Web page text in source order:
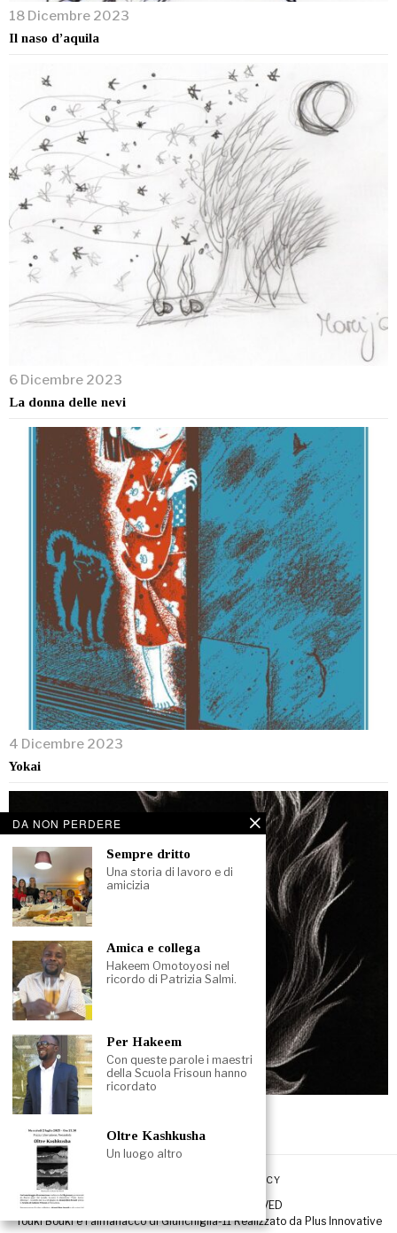
18 Dicembre 2023
Il naso d’aquila
6 Dicembre 2023
La donna delle nevi
4 Dicembre 2023
Yokai
4 Dicembre 2023
La pelliccia infuocata
PRIVACY POLICY
© 2026 - ALL RIGHTS RESERVED
Touki Bouki è l’almanacco di Giunchiglia-11 Realizzato da Plus Innovative
DA NON PERDERE
Sempre dritto
Una storia di lavoro e di
amicizia
Amica e collega
Hakeem Omotoyosi nel
ricordo di Patrizia Salmi.
Per Hakeem
Con queste parole i maestri
della Scuola Frisoun hanno
ricordato
Oltre Kashkusha
Un luogo altro